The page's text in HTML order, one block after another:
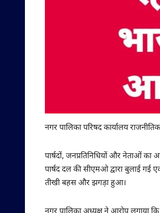
नगर पालिका परिषद कार्यालय
पार्षदों, जनप्रतिनिधियों और नेताओं का
पार्षद दल की सीएमओ द्वारा बुलाई गई
तीखी बहस और झगड़ा हुआ।